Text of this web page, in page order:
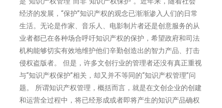
经济的发展，“保护”知识产权的观念已渐渐渗入人们的日常
生活。无论是作家、音乐人、电影制片者还是创意服务的从
业者都已在各种场合呼吁知识产权的保护，希望政府和司法
机构能够切实有效地维护他们辛勤创造出的智力产品、打击
侵权盗版者。 但是，许多文创行业的管理者还没有真正重视
与“知识产权保护”相关，却又并不等同的“知识产权管理”问
题。 所谓知识产权管理，概括而言，就是在文创企业的创建
和运营全过程中，将已经形成或者即将产生的知识产品确权